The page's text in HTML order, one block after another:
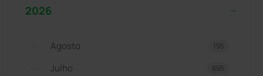
2026
Agosto 195
Julho 695